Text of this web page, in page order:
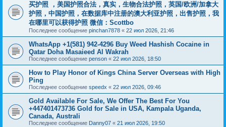
买护照 ，美国护照合法，真实，生物合法护照，英国/欧洲/加拿大
护照，中国护照，在数据库中注册的澳大利亚护照，出售护照，我
在哪里可以获得护照 微信：Scottbo
Последнее сообщение pinchan7878 « 22 июл 2026, 21:46
WhatsApp +1(581) 942-4296 Buy Weed Hashish Cocaine in
Qatar Doha Masaieed Al Wakrah
Последнее сообщение penson « 22 июл 2026, 18:50
How to Play Honor of Kings China Server Overseas with High
Ping
Последнее сообщение speedx « 22 июл 2026, 09:46
Gold Available For Sale, We Offer The Best For You
+447401473736 Gold for Sale in USA, Kampala Uganda,
Canada, Australi
Последнее сообщение Danny07 « 21 июл 2026, 19:50